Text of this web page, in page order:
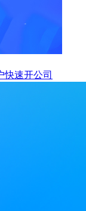
快速开公司